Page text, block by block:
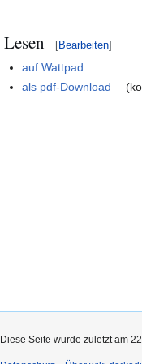
Lesen [Bearbeiten]
auf Wattpad
als pdf-Download
Diese Seite wurde zuletzt am